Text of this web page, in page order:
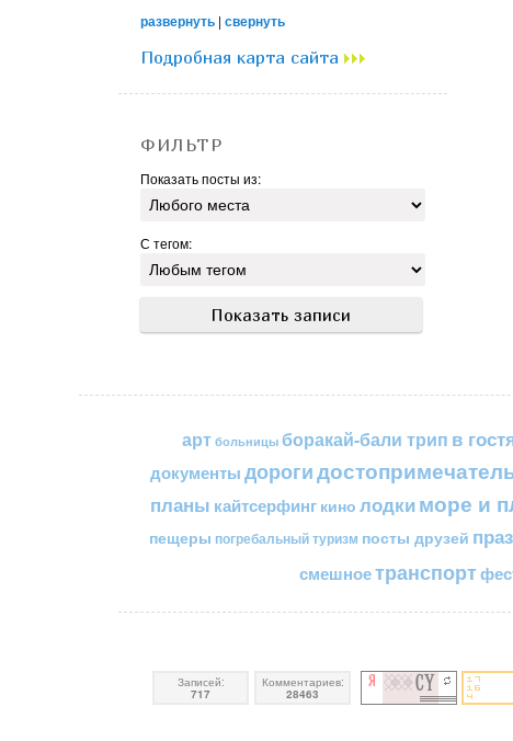
развернуть | свернуть
Подробная карта сайта
ФИЛЬТР
Показать посты из:
С тегом:
арт больницы боракай-бали трип в
документыдороги
планы кайтсерфинг кино лодкиморе и
пещеры погребальный туризм посты друзей
смешноетранспорт
Записей:
717
Комментариев:
28463